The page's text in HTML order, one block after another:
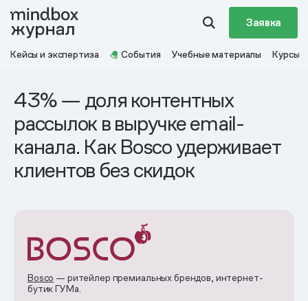
Заявка
Кейсы и экспертиза События Учебные материалы Курсы
43% — доля контентных
рассылок в выручке email-
канала. Как Bosco удерживает
клиентов без скидок
Bosco — ритейлер премиальных брендов, интернет-
бутик ГУМа.